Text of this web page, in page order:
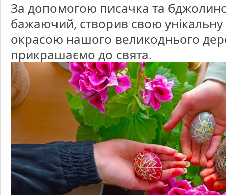
За допомогою писачка та
бажаючий, створив свою
окрасою нашого великоднього
прикрашаємо до свята.